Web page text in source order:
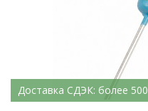
Доставка СДЭК: более